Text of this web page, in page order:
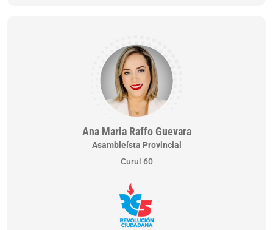
Ana Maria Raffo Guevara
Asambleísta Provincial
Curul 60